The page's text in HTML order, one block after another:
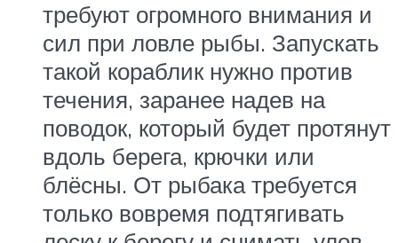
требуют огромного внимания и
сил при ловле рыбы. Запускать
такой кораблик нужно против
течения, заранее надев на
поводок, который будет протянут
вдоль берега, крючки или
блёсны. От рыбака требуется
только вовремя подтягивать